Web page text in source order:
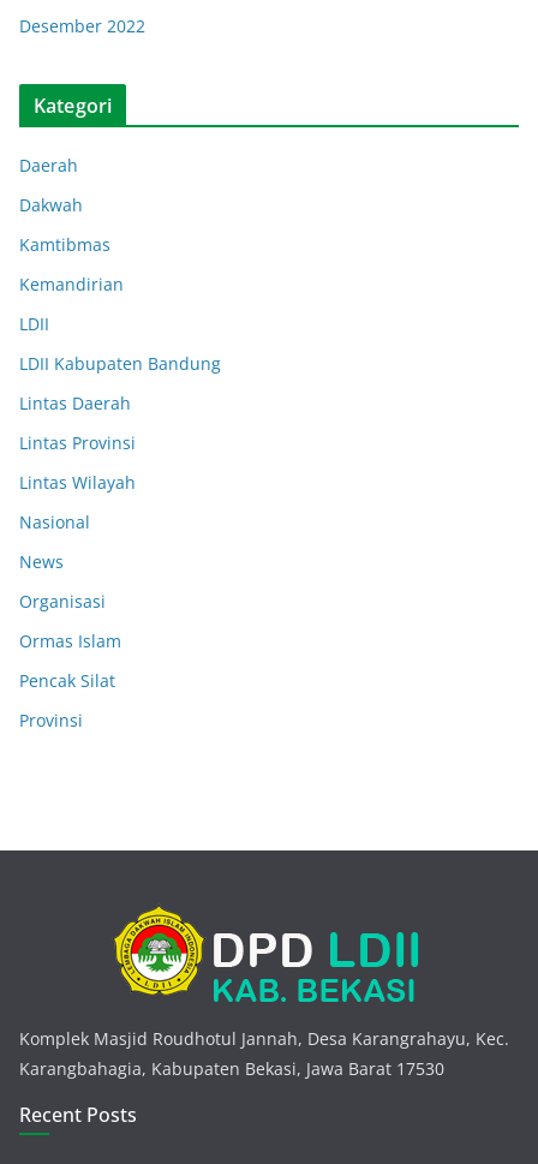
Desember 2022
Kategori
Daerah
Dakwah
Kamtibmas
Kemandirian
LDII
LDII Kabupaten Bandung
Lintas Daerah
Lintas Provinsi
Lintas Wilayah
Nasional
News
Organisasi
Ormas Islam
Pencak Silat
Provinsi
Komplek Masjid Roudhotul Jannah, Desa Karangrahayu, Kec.
Karangbahagia, Kabupaten Bekasi, Jawa Barat 17530
Recent Posts